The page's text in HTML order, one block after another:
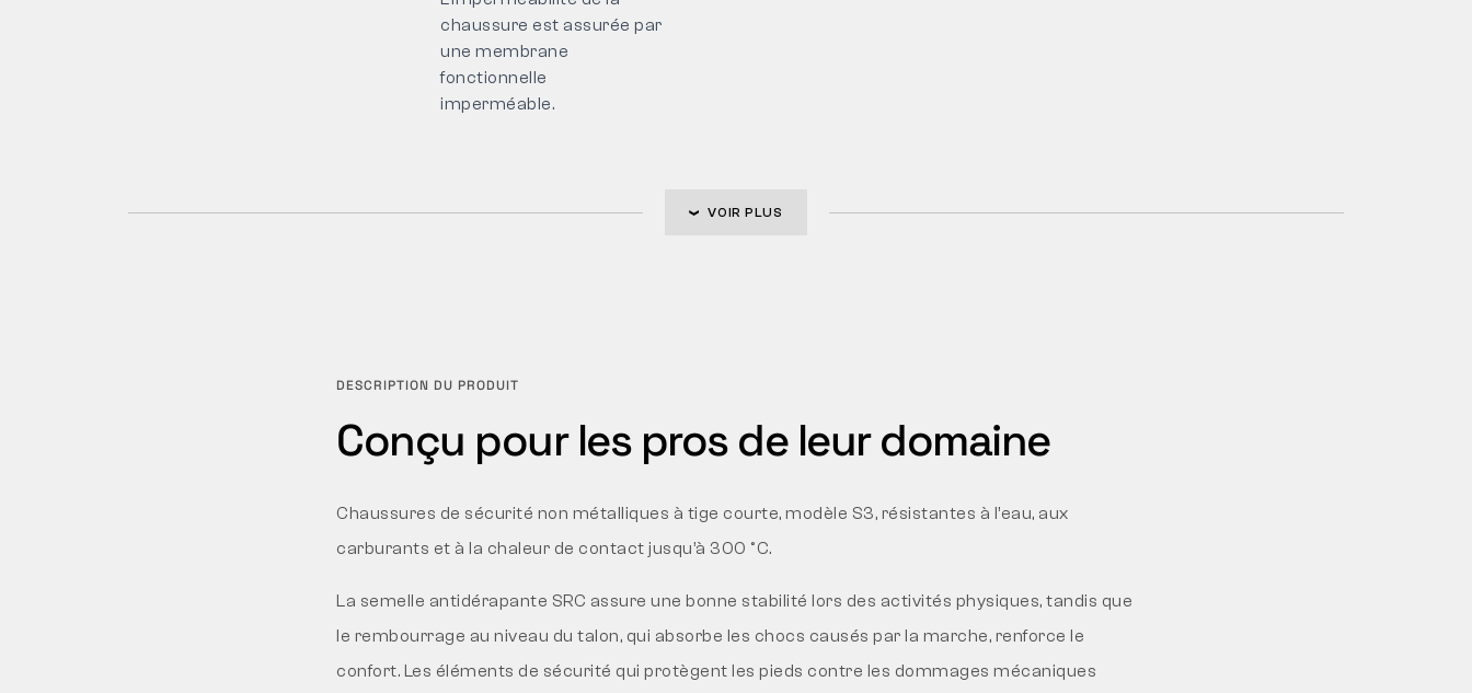
chaussure est assurée par
une membrane
fonctionnelle
imperméable.
VOIR PLUS
DESCRIPTION DU PRODUIT
Conçu pour les pros de leur domaine
Chaussures de sécurité non métalliques à tige courte, modèle S3, résistantes à l’eau, aux
carburants et à la chaleur de contact jusqu’à 300 °C.
La semelle antidérapante SRC assure une bonne stabilité lors des activités physiques, tandis que
le rembourrage au niveau du talon, qui absorbe les chocs causés par la marche, renforce le
confort. Les éléments de sécurité qui protègent les pieds contre les dommages mécaniques